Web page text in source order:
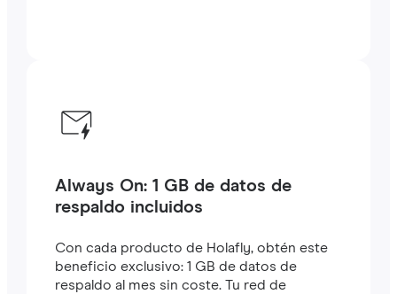
Always On: 1 GB de datos de
respaldo incluidos
Con cada producto de Holafly, obtén este
beneficio exclusivo: 1 GB de datos de
respaldo al mes sin coste. Tu red de